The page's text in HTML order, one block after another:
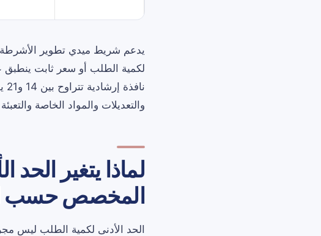
يدعم شريط ميدي تطوير
لكمية الطلب أو سعر ثابت ينطبق
نافذة إرشادية تتراوح بين 14 و21 يومًا تقويميًا
والتعديلات والمواد الخاصة
لماذا يتغير
المخصص حسب
الحد الأدنى لكمية الطلب ليس